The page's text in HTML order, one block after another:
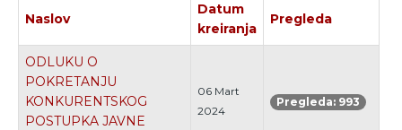
Naslov
Datum
kreiranja
Pregleda
ODLUKU O
POKRETANJU
KONKURENTSKOG
POSTUPKA JAVNE
06 Mart
2024
Pregleda: 993